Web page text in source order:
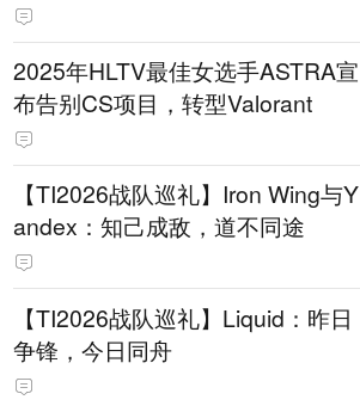
2025年HLTV最佳女选手ASTRA宣
布告别CS项目，转型Valorant
【TI2026战队巡礼】Iron Wing与Y
andex：知己成敌，道不同途
【TI2026战队巡礼】Liquid：昨日
争锋，今日同舟